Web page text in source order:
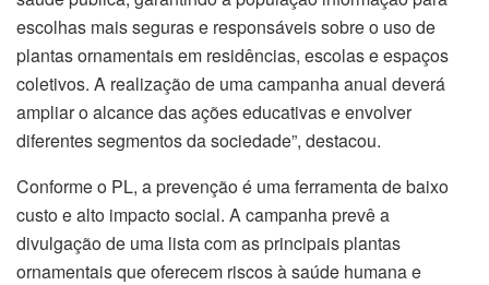
escolhas mais seguras e responsáveis sobre o uso de
plantas ornamentais em residências, escolas e espaços
coletivos. A realização de uma campanha anual deverá
ampliar o alcance das ações educativas e envolver
diferentes segmentos da sociedade”, destacou.
Conforme o PL, a prevenção é uma ferramenta de baixo
custo e alto impacto social. A campanha prevê a
divulgação de uma lista com as principais plantas
ornamentais que oferecem riscos à saúde humana e